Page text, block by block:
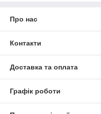
Про нас
Контакти
Доставка та оплата
Графік роботи